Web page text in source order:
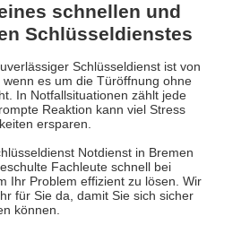
schnellen und
Schlüsseldienstes
Schlüsseldienst ist von
es um die Türöffnung ohne
In Notfallsituationen zählt jede
Reaktion kann viel Stress
ersparen.
Notdienst in Bremen
Fachleute schnell bei
Ihr Problem effizient zu lösen. Wir
für Sie da, damit Sie sich sicher
können.